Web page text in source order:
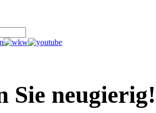
Sie neugierig!